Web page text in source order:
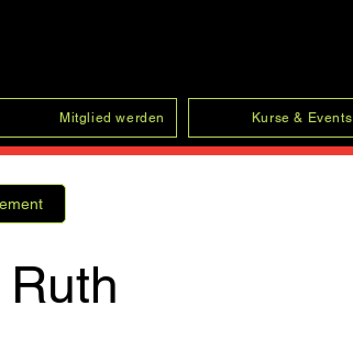
Mitglied werden Kurse & Events